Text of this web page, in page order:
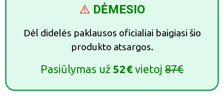
⚠️ DĖMESIO
Dėl didelės paklausos oficialiai baigiasi šio
produkto atsargos.
Pasiūlymas už 52€ vietoj 87€